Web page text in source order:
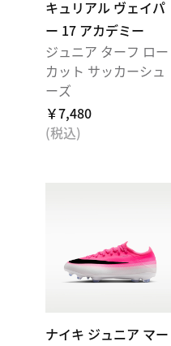
キュリアル ヴェイパ
ー 17 アカデミー
ジュニア ターフ ロー
カット サッカーシュ
ーズ
￥7,480
(税込)
ナイキ ジュニア マー